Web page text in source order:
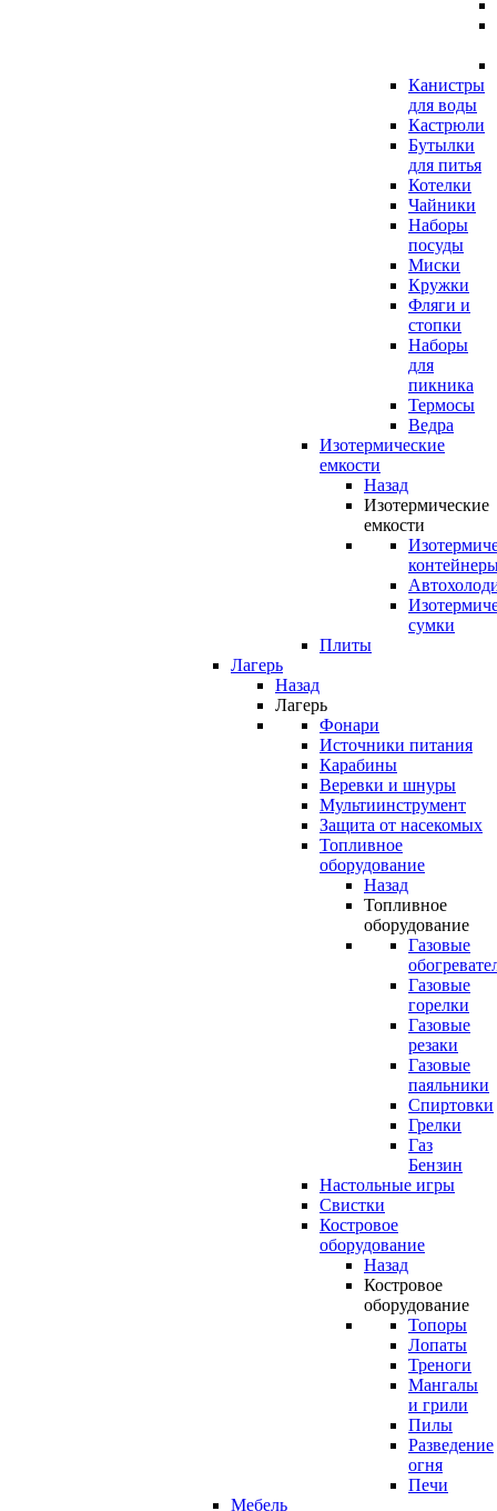
Канистры
для воды
Кастрюли
Бутылки
для питья
Котелки
Чайники
Наборы
посуды
Миски
Кружки
Фляги и
стопки
Наборы
для
пикника
Термосы
Ведра
Изотермические
емкости
Назад
Изотермические
емкости
сумки
Плиты
Лагерь
Назад
Лагерь
Фонари
Источники питания
Карабины
Веревки и шнуры
Мультиинструмент
Защита от насекомых
Топливное
оборудование
Назад
Топливное
оборудование
Газовые
Газовые
горелки
Газовые
резаки
Газовые
паяльники
Спиртовки
Грелки
Газ
Бензин
Настольные игры
Свистки
Костровое
оборудование
Назад
Костровое
оборудование
Топоры
Лопаты
Треноги
Мангалы
и грили
Пилы
Разведение
огня
Печи
Мебель